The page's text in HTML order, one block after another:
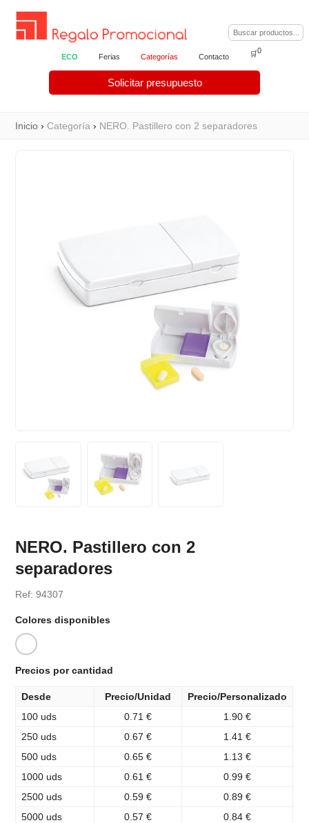
ECO Ferias Categorías Contacto
Solicitar presupuesto
🛒0
Inicio ›Categoría › NERO. Pastillero con 2 separadores
NERO. Pastillero con 2
separadores
Ref: 94307
Colores disponibles
Precios por cantidad
Desde Precio/Unidad
Precio/Personalizado
100 uds
0.71 €
1.90 €
250 uds
0.67 €
1.41 €
500 uds
0.65 €
1.13 €
1000 uds
0.61 €
0.99 €
2500 uds
0.59 €
0.89 €
5000 uds
0.57 €
0.84 €